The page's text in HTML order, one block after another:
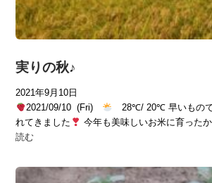
実りの秋♪
2021年9月10日
2021/09/10 (Fri)
28℃/ 20℃ 早いもので
れてきました
今年も美味しいお米に育った
読む